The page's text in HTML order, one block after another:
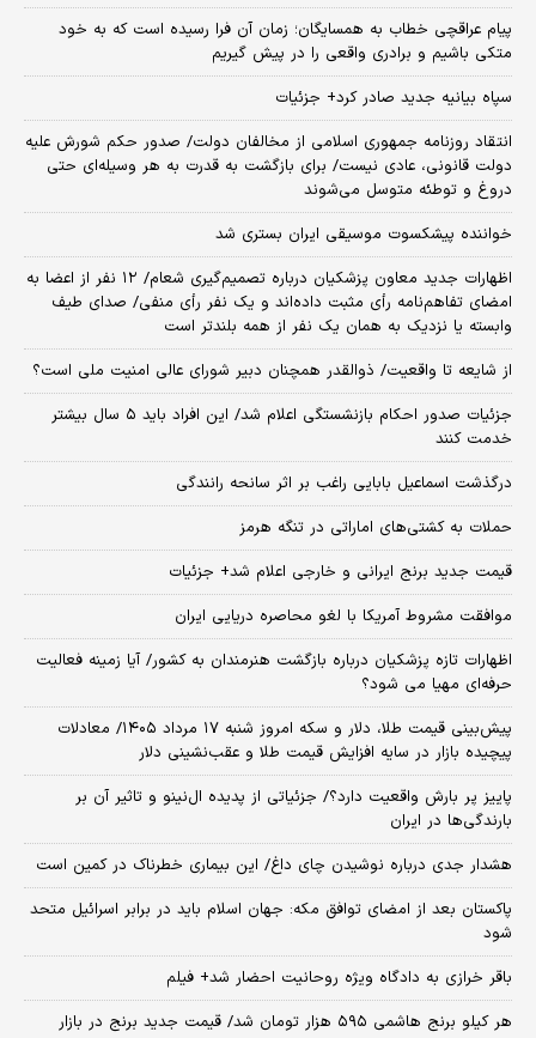
پیام عراقچی خطاب به همسایگان؛ زمان آن فرا رسیده است که به خود
متکی باشیم و برادری واقعی را در پیش گیریم
سپاه بیانیه جدید صادر کرد+ جزئیات
انتقاد روزنامه جمهوری اسلامی از مخالفان دولت/ صدور حکم شورش علیه
دولت قانونی، عادی نیست/ برای بازگشت به قدرت به هر وسیله‌ای حتی
دروغ و توطئه متوسل می‌شوند
خواننده پیشکسوت موسیقی ایران بستری شد
اظهارات جدید معاون پزشکیان درباره تصمیم‌گیری شعام/ ۱۲ نفر از اعضا به
امضای تفاهم‌نامه رأی مثبت داده‌اند و یک نفر رأی منفی/ صدای طیف
وابسته یا نزدیک به همان یک نفر از همه بلندتر است
از شایعه تا واقعیت/ ذوالقدر همچنان دبیر شورای ‌عالی امنیت ملی است؟
جزئیات صدور احکام بازنشستگی اعلام شد/ این افراد باید ۵ سال بیشتر
خدمت کنند
درگذشت اسماعیل بابایی راغب بر اثر سانحه رانندگی
حملات به کشتی‌های اماراتی در تنگه هرمز
قیمت جدید برنج ایرانی و خارجی اعلام شد+ جزئیات
موافقت مشروط آمریکا با لغو محاصره دریایی ایران
اظهارات تازه پزشکیان درباره بازگشت هنرمندان به کشور/ آیا زمینه فعالیت
حرفه‌ای مهیا می شود؟
پیش‌بینی قیمت طلا، دلار و سکه امروز شنبه ۱۷ مرداد ۱۴۰۵/ معادلات
پیچیده بازار در سایه افزایش قیمت طلا و عقب‌نشینی دلار
پاییز پر بارش واقعیت دارد؟/ جزئیاتی از پدیده ال‌نینو و تاثیر آن بر
بارندگی‌ها در ایران
هشدار جدی درباره نوشیدن چای داغ/ این بیماری خطرناک در کمین است
پاکستان بعد از امضای توافق مکه: جهان اسلام باید در برابر اسرائیل متحد
شود
باقر خرازی به دادگاه ویژه روحانیت احضار شد+ فیلم
هر کیلو برنج هاشمی ۵۹۵ هزار تومان شد/ قیمت جدید برنج در بازار